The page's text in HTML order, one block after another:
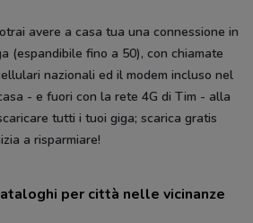
avere a casa tua una connessione in
(espandibile fino a 50), con chiamate
nazionali ed il modem incluso nel
- e fuori con la rete 4G di Tim - alla
tutti i tuoi giga; scarica gratis
a risparmiare!
per città nelle vicinanze